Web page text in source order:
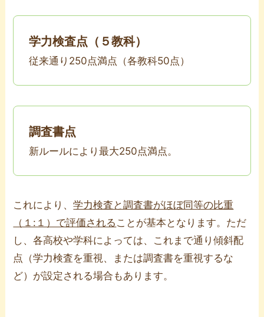
学力検査点（５教科）
従来通り250点満点（各教科50点）
調査書点
新ルールにより最大250点満点。
これにより、学力検査と調査書がほぼ同等の比重
（１:１）で評価される ことが基本となります。ただ
し、各高校や学科によっては、これまで通り傾斜配
点（学力検査を重視、または調査書を重視するな
ど）が設定される場合もあります。